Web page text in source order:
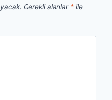
Gerekli alanlar * ile